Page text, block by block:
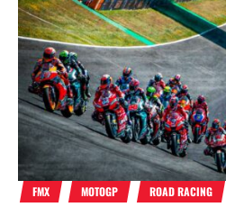
FMX MOTOGP ROAD RACING